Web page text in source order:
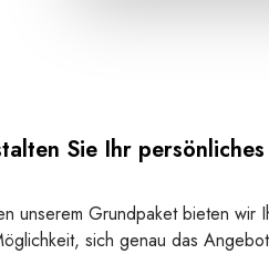
Sie Ihr
unserem Grundpaket bieten wir
sich genau das